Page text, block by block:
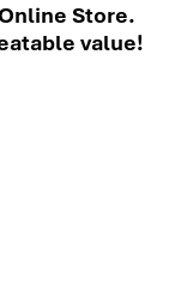
Store.
value!